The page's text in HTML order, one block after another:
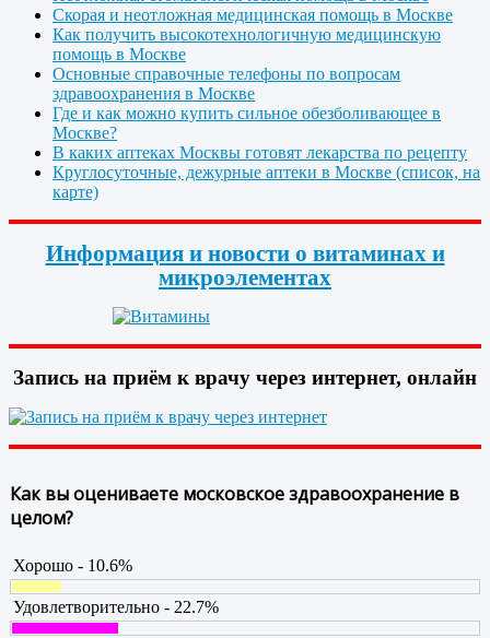
Скорая и неотложная медицинская помощь в Москве
Как получить высокотехнологичную медицинскую
помощь в Москве
Основные справочные телефоны по вопросам
здравоохранения в Москве
Где и как можно купить сильное обезболивающее в
Москве?
В каких аптеках Москвы готовят лекарства по рецепту
Круглосуточные, дежурные аптеки в Москве (список, на
карте)
Информация и новости о витаминах и
микроэлементах
Запись на приём к врачу через интернет, онлайн
Как вы оцениваете московское здравоохранение в
целом?
Хорошо - 10.6%
Удовлетворительно - 22.7%